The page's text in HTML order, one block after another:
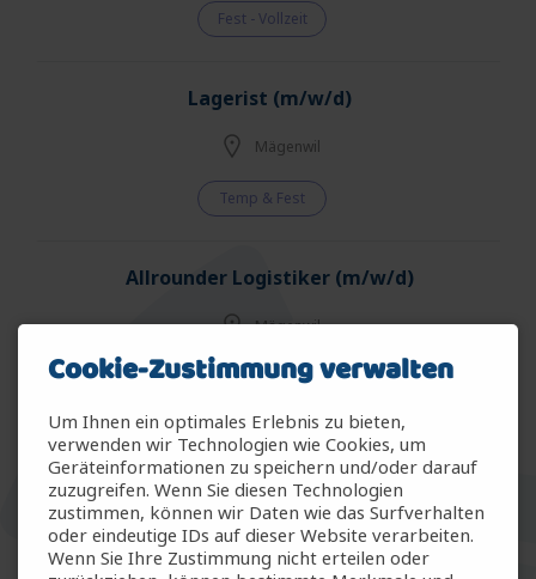
Fest - Vollzeit
Lagerist (m/w/d)
Mägenwil
Temp & Fest
Allrounder Logistiker (m/w/d)
Mägenwil
Temp & Fest
Allrounder Gartenbau (m/w/d)
Arbon
Temp & Fest
Cookie-Zustimmung verwalten
Um Ihnen ein optimales Erlebnis zu bieten,
verwenden wir Technologien wie Cookies, um
Geräteinformationen zu speichern und/oder darauf
zuzugreifen. Wenn Sie diesen Technologien
zustimmen, können wir Daten wie das Surfverhalten
oder eindeutige IDs auf dieser Website verarbeiten.
Wenn Sie Ihre Zustimmung nicht erteilen oder